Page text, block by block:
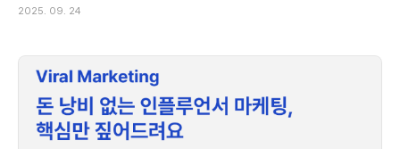
2025. 09. 24